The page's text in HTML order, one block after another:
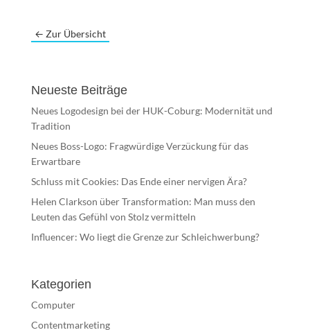
← Zur Übersicht
Neueste Beiträge
Neues Logodesign bei der HUK-Coburg: Modernität und
Tradition
Neues Boss-Logo: Fragwürdige Verzückung für das
Erwartbare
Schluss mit Cookies: Das Ende einer nervigen Ära?
Helen Clarkson über Transformation: Man muss den
Leuten das Gefühl von Stolz vermitteln
Influencer: Wo liegt die Grenze zur Schleichwerbung?
Kategorien
Computer
Contentmarketing